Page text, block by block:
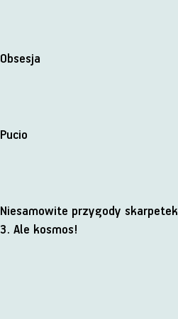
Obsesja
Pucio
Niesamowite przygody skarpetek
3. Ale kosmos!